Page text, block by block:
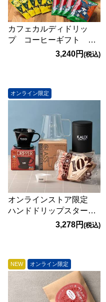
カフェカルディドリッ
プ コーヒーギフト
3,240円(税込)
オンライン限定
オンラインストア限定
ハンドドリップスタータ
ーセット（2-5杯用）
3,278円(税込)
NEW オンライン限定